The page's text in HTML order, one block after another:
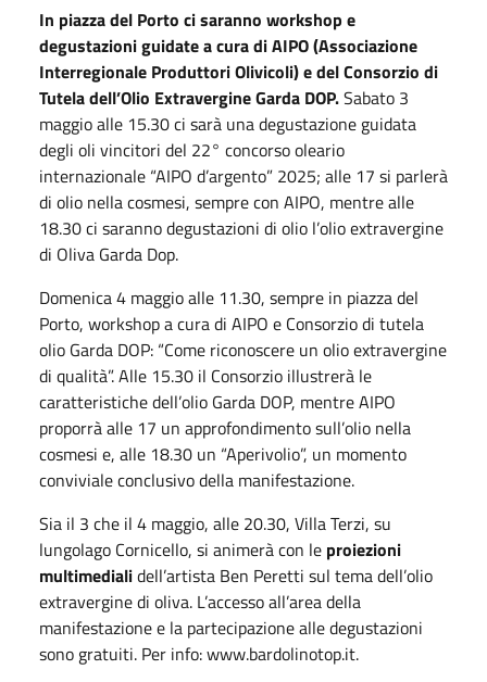
In piazza del Porto ci saranno workshop e
degustazioni guidate a cura di AIPO (Associazione
Interregionale Produttori Olivicoli) e del Consorzio di
Tutela dell’Olio Extravergine Garda DOP.Sabato 3
maggio alle 15.30 ci sarà una degustazione guidata
degli oli vincitori del 22° concorso oleario
internazionale “AIPO d’argento” 2025; alle 17 si parlerà
di olio nella cosmesi, sempre con AIPO, mentre alle
18.30 ci saranno degustazioni di olio l’olio extravergine
di Oliva Garda Dop.
Domenica 4 maggio alle 11.30, sempre in piazza del
Porto, workshop a cura di AIPO e Consorzio di tutela
olio Garda DOP: “Come riconoscere un olio extravergine
di qualità”. Alle 15.30 il Consorzio illustrerà le
caratteristiche dell’olio Garda DOP, mentre AIPO
proporrà alle 17 un approfondimento sull’olio nella
cosmesi e, alle 18.30 un “Aperivolio”, un momento
conviviale conclusivo della manifestazione.
Sia il 3 che il 4 maggio, alle 20.30, Villa Terzi, su
lungolago Cornicello, si animerà con le proiezioni
multimedialidell’artista Ben Peretti sul tema dell’olio
extravergine di oliva. L’accesso all’area della
manifestazione e la partecipazione alle degustazioni
sono gratuiti. Per info: www.bardolinotop.it.